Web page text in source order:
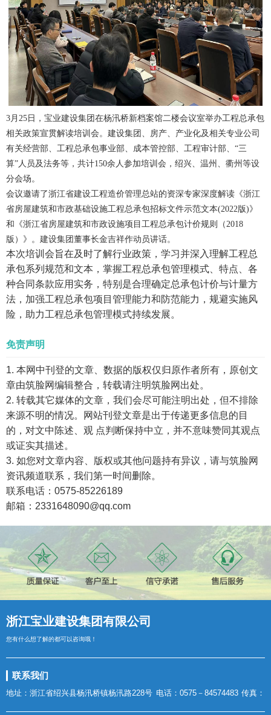
3月25日，宝业建设集团在杨汛桥新档案馆二楼会议室举办工程总承包
相关政策宣贯解读培训会。建设集团、房产、产业化及相关专业公司
有关经营部、工程总承包事业部、成本管控部、工程审计部、“三
算”人员及法务等，共计150余人参加培训会，绍兴、温州、衢州等设
分会场。
会议邀请了浙江省建设工程造价管理总站的资深专家深度解读《浙江
省房屋建筑和市政基础设施工程总承包招标文件示范文本(2022版)》
和《浙江省房屋建筑和市政设施项目工程总承包计价规则（2018
版）》。建设集团董事长金吉祥作动员讲话。
本次培训会旨在及时了解行业政策，学习并深入理解工程总
承包系列规范和文本，掌握工程总承包管理模式、特点、各
种合同条款应用实务，特别是合理确定总承包计价与计量方
法，加强工程总承包项目管理能力和防范能力，规避实施风
险，助力工程总承包管理模式持续发展。
免责声明
1. 本网中刊登的文章、数据的版权仅归原作者所有，原创文
章由筑脸网编辑整合，转载请注明筑脸网出处。
2. 转载其它媒体的文章，我们会尽可能注明出处，但不排除
来源不明的情况。网站刊登文章是出于传递更多信息的目
的，对文中陈述、观 点判断保持中立，并不意味赞同其观点
或证实其描述。
3. 如您对文章内容、版权或其他问题持有异议，请与筑脸网
资讯频道联系，我们第一时间删除。
联系电话：0575-85226189
邮箱：2331648090@qq.com
浙江宝业建设集团有限公司
您有什么想了解的都可以咨询哦！
联系我们
地址：浙江省绍兴县杨汛桥镇杨汛路228号 电话：0575－84574483 传真：